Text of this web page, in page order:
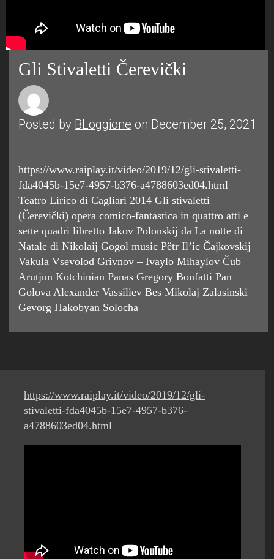
Gli Stivaletti Čerevički
Posted by BLoggione on December 25, 2021
https://www.raiplay.it/video/2019/12/gli-stivaletti-
fda4045b-15e7-4957-b376-a4788603ed04.html
Teatro Lirico di Cagliari 2014 Gli stivaletti
(Čerevički) opera comico-fantastica in quattro atti e
sette quadri libretto Jakov Polonskij da La notte di
Natale di Nikolaij Gogol music Pëtr Il’ic Čajkovskij
Vakula Vsevolod Grivnov – Ivaylo Mihaylov Čub
Arutjun Kotchinian Panas Gregory Bonfatti Pan
Golova Alexander Vassiliev Bes Mikolaj Zalasinski –
Gevorg Hakobyan Solocha
https://www.raiplay.it/video/2019/12/gli-
stivaletti-fda4045b-15e7-4957-b376-
a4788603ed04.html